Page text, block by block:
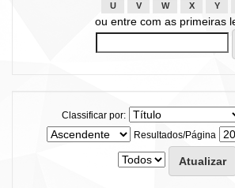
U
V W X Y
ou entre com as primeiras
Classificar por:
Resultados/Página